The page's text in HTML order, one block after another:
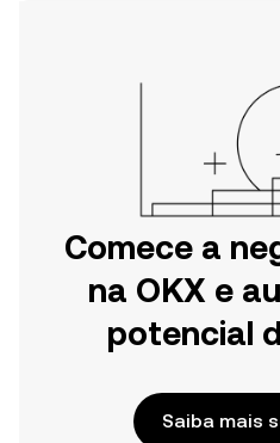
Comece a
na OKX e
potencial
Saiba mais